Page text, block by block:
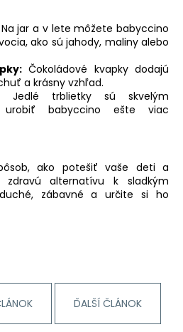
jar a v lete môžete babyccino
ako sú jahody, maliny alebo
Čokoládové kvapky dodajú
a krásny vzhľad.
Jedlé trblietky sú skvelým
urobiť babyccino ešte viac
ako potešiť vaše deti a
alternatívu k sladkým
zábavné a určite si ho
ĎALŠÍ ČLÁNOK